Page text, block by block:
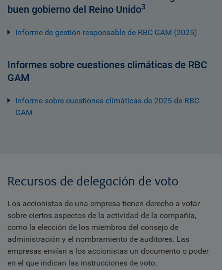
buen gobierno del Reino Unido3
Informe de gestión responsable de RBC GAM (2025)
Informes sobre cuestiones climáticas de RBC
GAM
Informe sobre cuestiones climáticas de 2025 de RBC
GAM
Recursos de delegación de voto
Los accionistas de una empresa tienen derecho a votar
sobre ciertos aspectos de la actividad de la compañía,
como la elección de los miembros del consejo de
administración y el nombramiento de auditores. Las
empresas envían a los accionistas un documento o poder
en el que indican las instrucciones de voto.